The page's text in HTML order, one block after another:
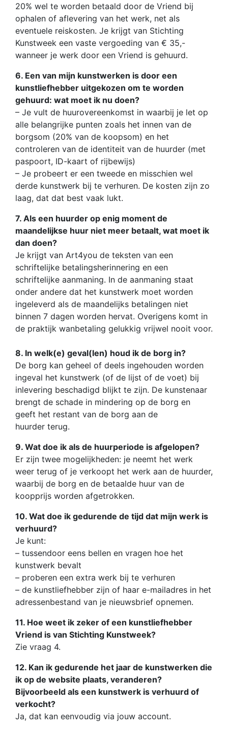
20% wel te worden betaald door de Vriend bij
ophalen of aflevering van het werk, net als
eventuele reiskosten. Je krijgt van Stichting
Kunstweek een vaste vergoeding van € 35,-
wanneer je werk door een Vriend is gehuurd.
6. Een van mijn kunstwerken is door een
kunstliefhebber uitgekozen om te worden
gehuurd: wat moet ik nu doen?
– Je vult de huurovereenkomst in waarbij je let op
alle belangrijke punten zoals het innen van de
borgsom (20% van de koopsom) en het
controleren van de identiteit van de huurder (met
paspoort, ID-kaart of rijbewijs)
– Je probeert er een tweede en misschien wel
derde kunstwerk bij te verhuren. De kosten zijn zo
laag, dat dat best vaak lukt.
7. Als een huurder op enig moment de
maandelijkse huur niet meer betaalt, wat moet ik
dan doen?
Je krijgt van Art4you de teksten van een
schriftelijke betalingsherinnering en een
schriftelijke aanmaning. In de aanmaning staat
onder andere dat het kunstwerk moet worden
ingeleverd als de maandelijks betalingen niet
binnen 7 dagen worden hervat. Overigens komt in
de praktijk wanbetaling gelukkig vrijwel nooit voor.
8. In welk(e) geval(len) houd ik de borg in?
De borg kan geheel of deels ingehouden worden
ingeval het kunstwerk (of de lijst of de voet) bij
inlevering beschadigd blijkt te zijn. De kunstenaar
brengt de schade in mindering op de borg en
geeft het restant van de borg aan de
huurder terug.
9. Wat doe ik als de huurperiode is afgelopen?
Er zijn twee mogelijkheden: je neemt het werk
weer terug of je verkoopt het werk aan de huurder,
waarbij de borg en de betaalde huur van de
koopprijs worden afgetrokken.
10. Wat doe ik gedurende de tijd dat mijn werk is
verhuurd?
Je kunt:
– tussendoor eens bellen en vragen hoe het
kunstwerk bevalt
– proberen een extra werk bij te verhuren
– de kunstliefhebber zijn of haar e-mailadres in het
adressenbestand van je nieuwsbrief opnemen.
11. Hoe weet ik zeker of een kunstliefhebber
Vriend is van Stichting Kunstweek?
Zie vraag 4.
12. Kan ik gedurende het jaar de kunstwerken die
ik op de website plaats, veranderen?
Bijvoorbeeld als een kunstwerk is verhuurd of
verkocht?
Ja, dat kan eenvoudig via jouw account.